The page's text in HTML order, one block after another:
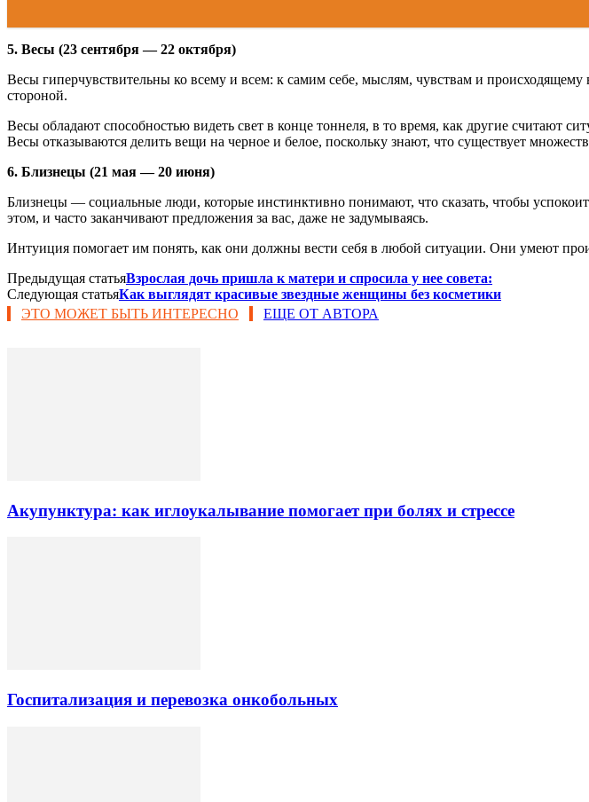
5. Весы (23 сентября — 22 октября)
Весы гиперчувствительны ко всему и всем: к самим себе, мыслям, чувствам и
стороной.
Весы обладают способностью видеть свет в конце тоннеля, в то время, как другие считают
Весы отказываются делить вещи на черное и белое, поскольку знают, что существует
6. Близнецы (21 мая — 20 июня)
Близнецы — социальные люди, которые инстинктивно понимают, что сказать, чтобы
этом, и часто заканчивают предложения за вас, даже не задумываясь.
Интуиция помогает им понять, как они должны вести себя в любой ситуации. Они умеют
Предыдущая статьяВзрослая дочь пришла к матери и спросила у нее совета:
Следующая статьяКак выглядят красивые звездные женщины без косметики
ЭТО МОЖЕТ БЫТЬ ИНТЕРЕСНО
ЕЩЕ ОТ АВТОРА
Акупунктура: как иглоукалывание помогает при болях и стрессе
Госпитализация и перевозка онкобольных